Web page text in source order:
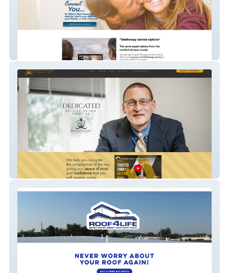
rodramseyattorney